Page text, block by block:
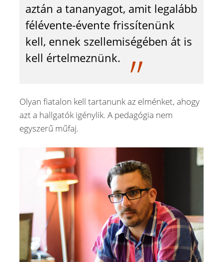
aztán a tananyagot, amit legalább
félévente-évente frissítenünk
kell, ennek szellemiségében át is
kell értelmeznünk.
Olyan fiatalon kell tartanunk az elménket, ahogy
azt a hallgatók igénylik. A pedagógia nem
egyszerű műfaj.